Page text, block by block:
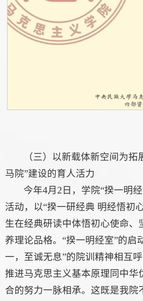
（三）以新载体新空间为拓
马院”建设的育人活力
今年4月2日，学院“揆一明
活动，以“揆一研经典 明经悟初
生在经典研读中体悟初心使命、
养理论品格。“揆一明经室”的启
一，至诚无息”的院训精神相互
推进马克思主义基本原理同中华
合的努力一脉相承。这既是我院